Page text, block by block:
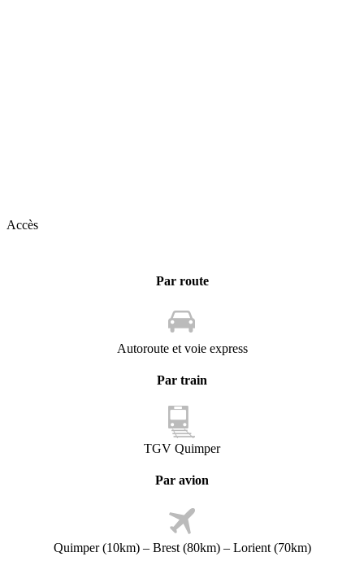
Accès
Par route
Autoroute et voie express
Par train
TGV Quimper
Par avion
Quimper (10km) – Brest (80km) – Lorient (70km)